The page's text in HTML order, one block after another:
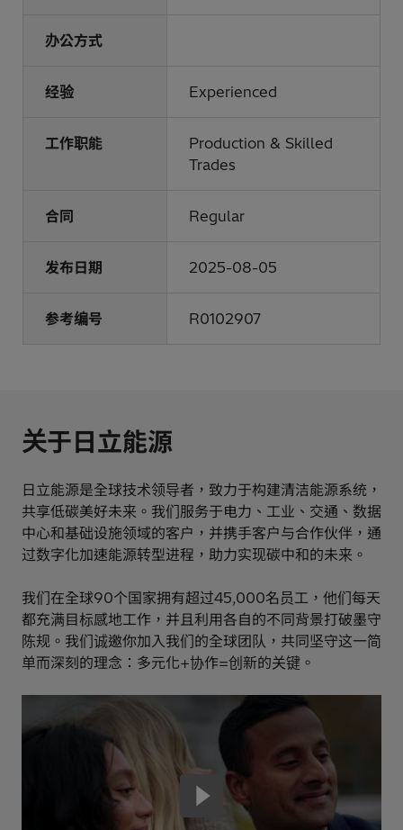
办公方式
经验 Experienced
工作职能
Production & Skilled
Trades
合同 Regular
发布日期 2025-08-05
参考编号 R0102907
关于日立能源
日立能源是全球技术领导者，致力于构建清洁能源系统，
共享低碳美好未来。我们服务于电力、工业、交通、数据
中心和基础设施领域的客户，并携手客户与合作伙伴，通
过数字化加速能源转型进程，助力实现碳中和的未来。
我们在全球90个国家拥有超过45,000名员工，他们每天
都充满目标感地工作，并且利用各自的不同背景打破墨守
陈规。我们诚邀你加入我们的全球团队，共同坚守这一简
单而深刻的理念：多元化+协作=创新的关键。